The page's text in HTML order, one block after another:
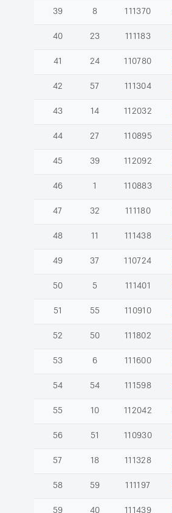
39 8 111370
40 23 111183
41 24 110780
42 57 111304
43 14 112032
44 27 110895
45 39 112092
46 1 110883
47 32 111180
48 11 111438
49 37 110724
50 5 111401
51 55 110910
52 50 111802
53 6 111600
54 54 111598
55 10 112042
56 51 110930
57 18 111328
58 59 111197
59 40 111439